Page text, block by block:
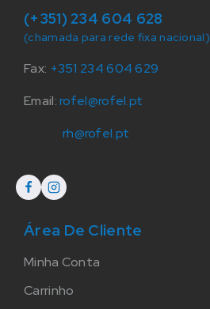
(+351) 234 604 628
(chamada para rede fixa nacional)
Fax: +351 234 604 629
Email:rofel@rofel.pt
rh@rofel.pt
Área De Cliente
Minha Conta
Carrinho